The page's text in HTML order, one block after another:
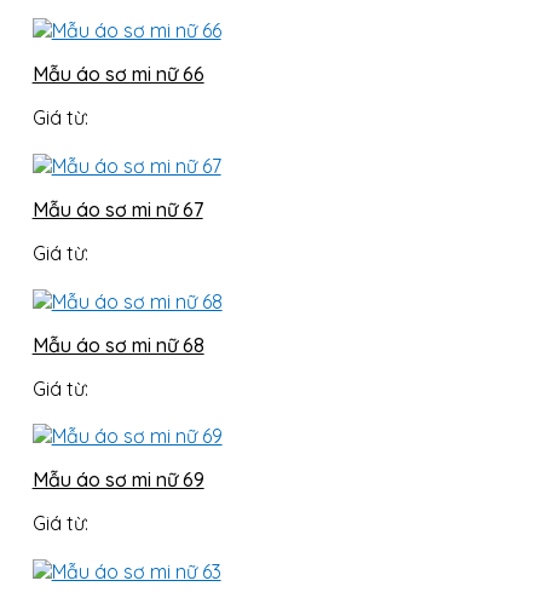
Mẫu áo sơ mi nữ 66
Giá từ:
Mẫu áo sơ mi nữ 67
Giá từ:
Mẫu áo sơ mi nữ 68
Giá từ:
Mẫu áo sơ mi nữ 69
Giá từ: